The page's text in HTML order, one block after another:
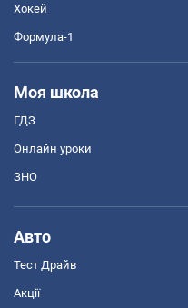
Хокей
Формула-1
Моя школа
ГДЗ
Онлайн уроки
ЗНО
Авто
Тест Драйв
Акції